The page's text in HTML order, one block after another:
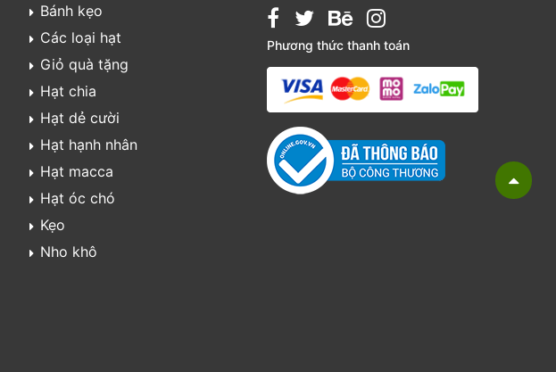
Bánh kẹo
Các loại hạt
Giỏ quà tặng
Hạt chia
Hạt dẻ cười
Hạt hạnh nhân
Hạt macca
Hạt óc chó
Kẹo
Nho khô
Phương thức thanh toán